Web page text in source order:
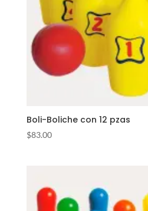
Boli-Boliche con 12 pzas
$83.00